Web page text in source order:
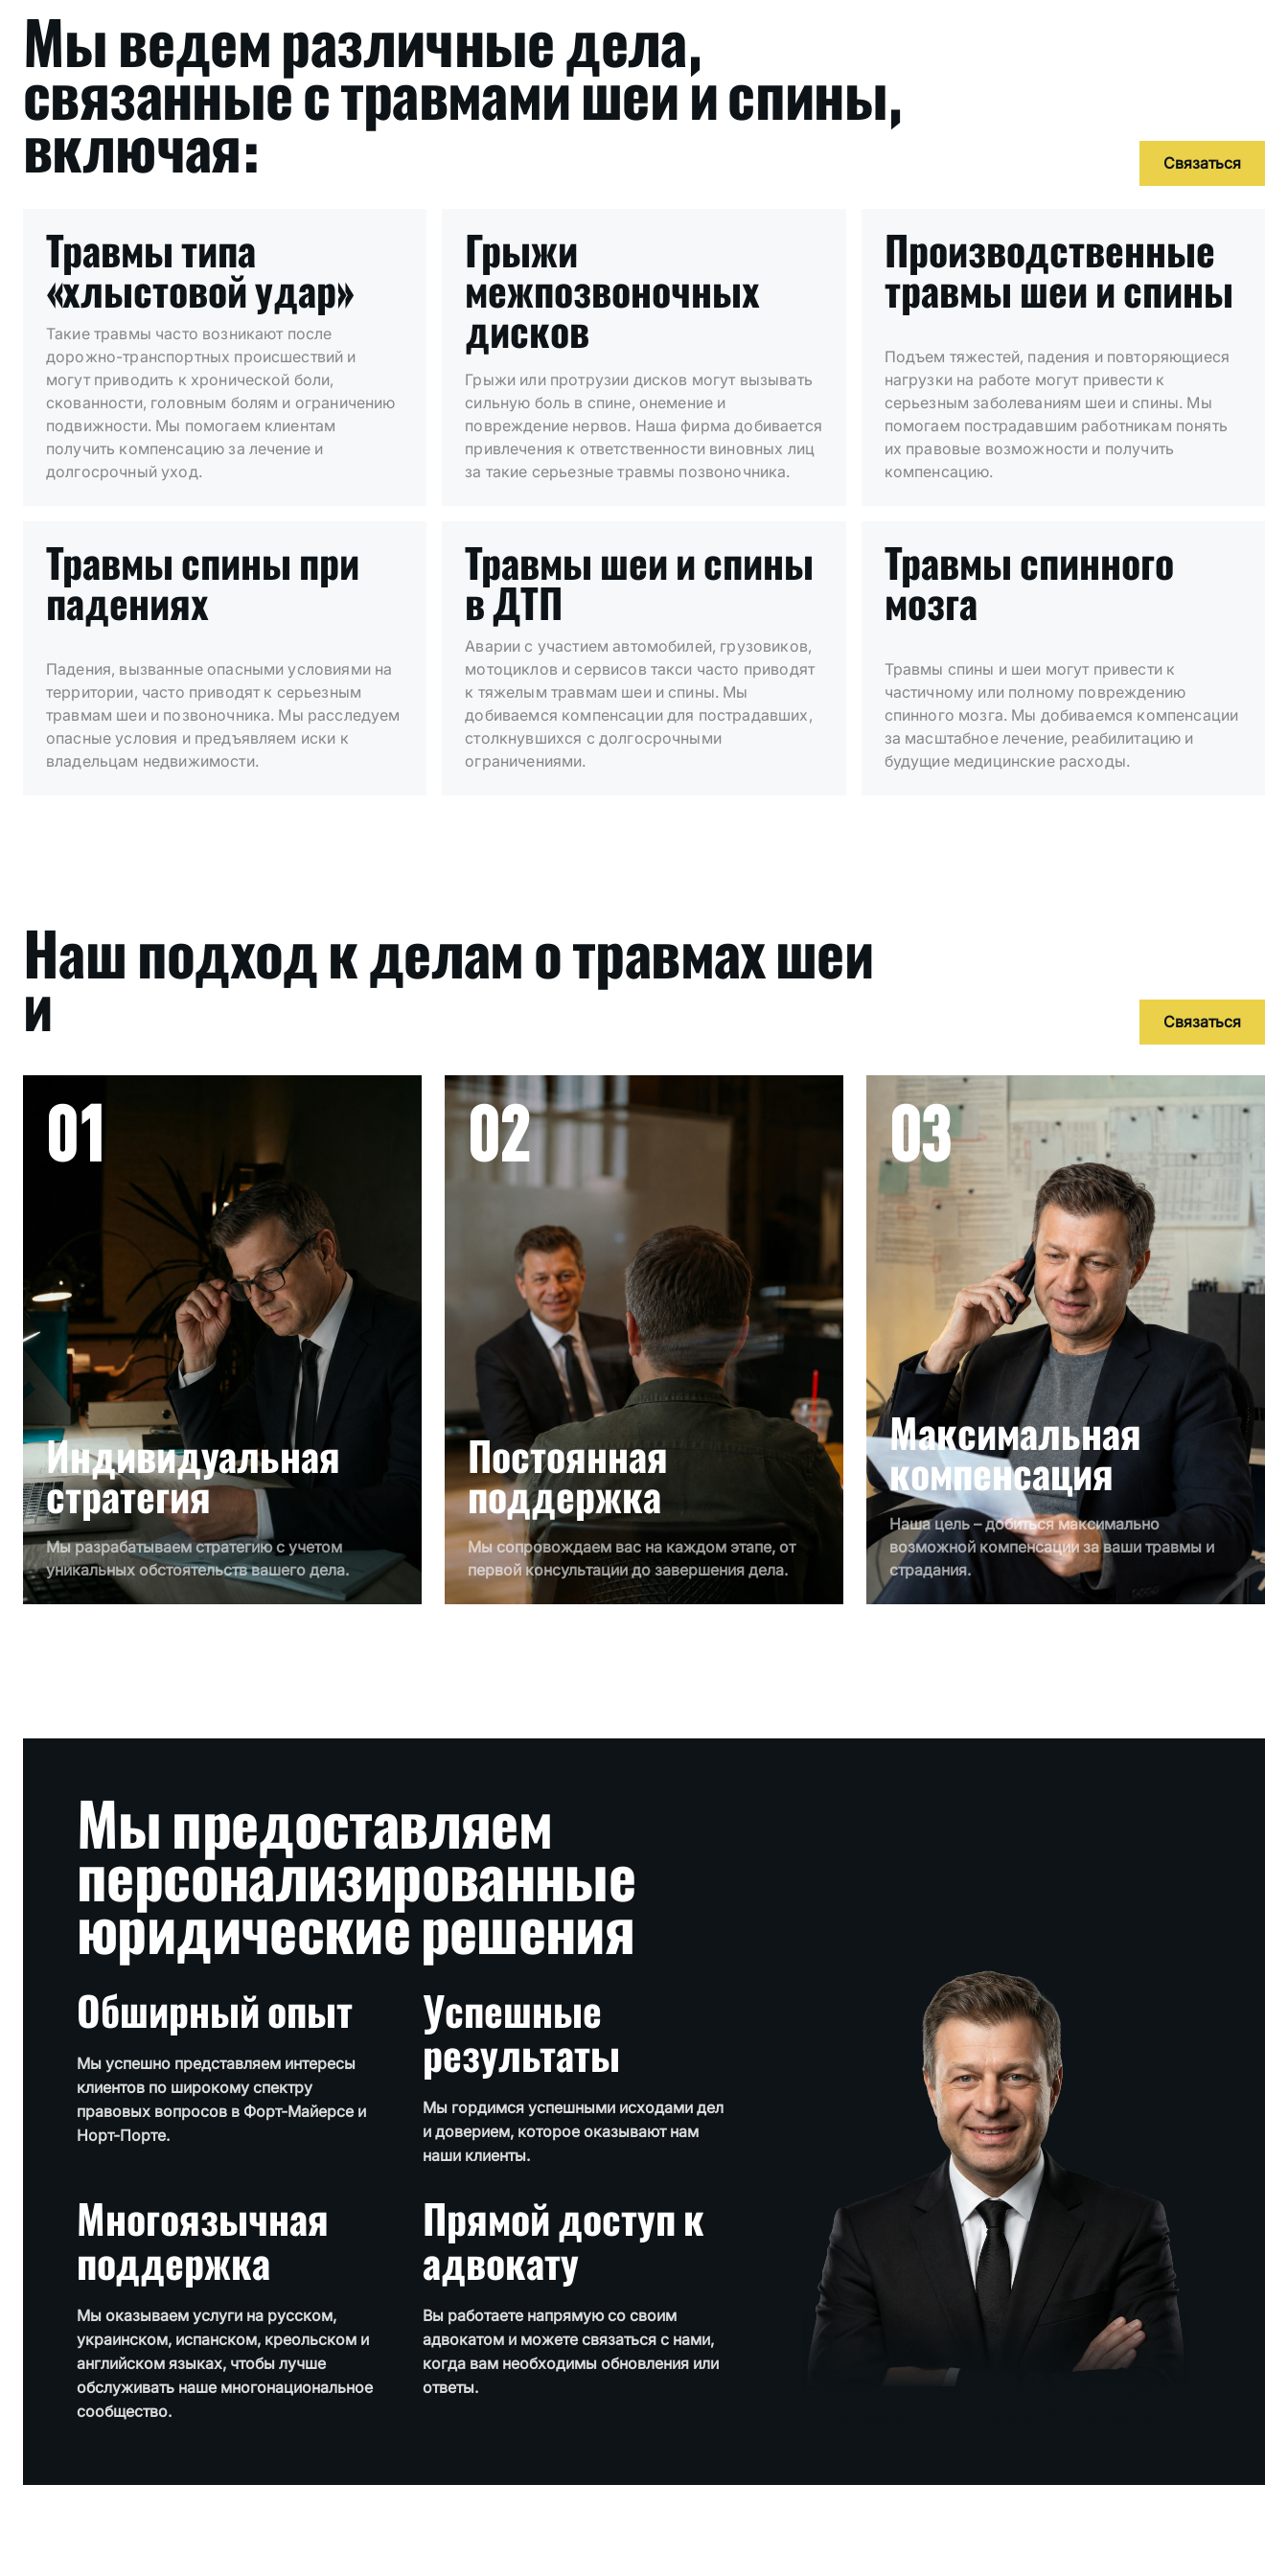
Мы ведем различные дела,
связанные с травмами шеи и спины,
включая: Связаться
Травмы типа
«хлыстовой удар»
Такие травмы часто возникают после
дорожно-транспортных происшествий и
могут приводить к хронической боли,
скованности, головным болям и ограничению
подвижности. Мы помогаем клиентам
получить компенсацию за лечение и
долгосрочный уход.
Грыжи
межпозвоночных
дисков
Грыжи или протрузии дисков могут вызывать
сильную боль в спине, онемение и
повреждение нервов. Наша фирма добивается
привлечения к ответственности виновных лиц
за такие серьезные травмы позвоночника.
Производственные
травмы шеи и спины
Подъем тяжестей, падения и повторяющиеся
нагрузки на работе могут привести к
серьезным заболеваниям шеи и спины. Мы
помогаем пострадавшим работникам понять
их правовые возможности и получить
компенсацию.
Травмы спины при
падениях
Падения, вызванные опасными условиями на
территории, часто приводят к серьезным
травмам шеи и позвоночника. Мы расследуем
опасные условия и предъявляем иски к
владельцам недвижимости.
Травмы шеи и спины
в ДТП
Аварии с участием автомобилей, грузовиков,
мотоциклов и сервисов такси часто приводят
к тяжелым травмам шеи и спины. Мы
добиваемся компенсации для пострадавших,
столкнувшихся с долгосрочными
ограничениями.
Травмы спинного
мозга
Травмы спины и шеи могут привести к
частичному или полному повреждению
спинного мозга. Мы добиваемся компенсации
за масштабное лечение, реабилитацию и
будущие медицинские расходы.
Наш подход к делам о травмах шеи
и Связаться
01
Индивидуальная
стратегия
Мы разрабатываем стратегию с учетом
уникальных обстоятельств вашего дела.
02
Постоянная
поддержка
Мы сопровождаем вас на каждом этапе, от
первой консультации до завершения дела.
03
Максимальная
компенсация
Наша цель – добиться максимально
возможной компенсации за ваши травмы и
страдания.
Мы предоставляем
персонализированные
юридические решения
Обширный опыт
Мы успешно представляем интересы
клиентов по широкому спектру
правовых вопросов в Форт-Майерсе и
Норт-Порте.
Успешные
результаты
Мы гордимся успешными исходами дел
и доверием, которое оказывают нам
наши клиенты.
Многоязычная
поддержка
Мы оказываем услуги на русском,
украинском, испанском, креольском и
английском языках, чтобы лучше
обслуживать наше многонациональное
сообщество.
Прямой доступ к
адвокату
Вы работаете напрямую со своим
адвокатом и можете связаться с нами,
когда вам необходимы обновления или
ответы.